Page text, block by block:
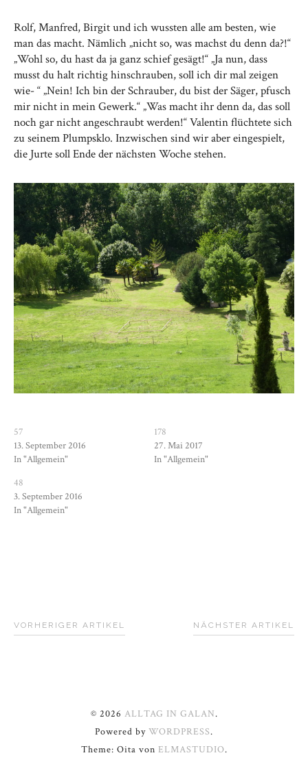
Rolf, Manfred, Birgit und ich wussten alle am besten, wie
man das macht. Nämlich „nicht so, was machst du denn da?!“
„Wohl so, du hast da ja ganz schief gesägt!“ „Ja nun, dass
musst du halt richtig hinschrauben, soll ich dir mal zeigen
wie- “ „Nein! Ich bin der Schrauber, du bist der Säger, pfusch
mir nicht in mein Gewerk.“ „Was macht ihr denn da, das soll
noch gar nicht angeschraubt werden!“ Valentin flüchtete sich
zu seinem Plumpsklo. Inzwischen sind wir aber eingespielt,
die Jurte soll Ende der nächsten Woche stehen.
57
13. September 2016
In "Allgemein"
178
27. Mai 2017
In "Allgemein"
48
3. September 2016
In "Allgemein"
NÄCHSTER ARTIKEL
VORHERIGER ARTIKEL
© 2026 ALLTAG IN GALAN.
Powered by WORDPRESS.
Theme: Oita von ELMASTUDIO.